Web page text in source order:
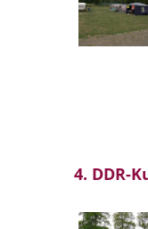
4. DDR-